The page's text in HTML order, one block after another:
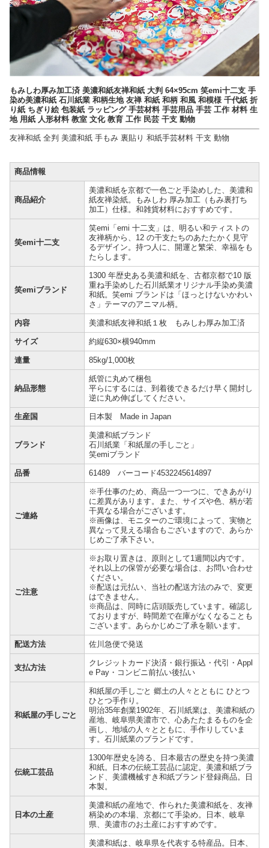
もみしわ厚み加工済 美濃和紙友禅和紙 大判 64×95cm 笑emi十二支 手
染め美濃和紙 石川紙業 和柄生地 友禅 和紙 和柄 和風 和模様 千代紙 折
り紙 ちぎり絵 包装紙 ラッピング 手芸材料 手芸用品 手芸 工作 材料 生
地 用紙 人形材料 教室 文化 教育 工作 民芸 干支 動物
友禅和紙 全判 美濃和紙 手もみ 裏貼り 和紙手芸材料 干支 動物
商品情報
商品紹介
美濃和紙を京都で一色ごと手染めした、美濃和
紙友禅染紙。もみしわ 厚み加工（もみ裏打ち
加工）仕様。和雑貨材料におすすめです。
笑emi十二支
笑emi「emi 十二支」は、明るい和ティストの
友禅柄から、12 の干支たちのあたたかく見守
るデザイン。持つ人に、開運と繁栄、幸福をも
たらします。
笑emiブランド
1300 年歴史ある美濃和紙を、古都京都で10 版
重ね手染めした石川紙業オリジナル手染め美濃
和紙。笑emi ブランドは「ほっとけないかわい
さ」テーマのアニマル柄。
内容 美濃和紙友禅和紙１枚 もみしわ厚み加工済
サイズ 約縦630×横940mm
連量 85kg/1,000枚
納品形態
紙管に丸めて梱包
平らにするには、到着後できるだけ早く開封し
逆に丸め伸ばしてください。
生産国 日本製 Made in Japan
ブランド
美濃和紙ブランド
石川紙業「和紙屋の手しごと」
笑emiブランド
品番 61489 バーコード4532245614897
ご連絡
※手仕事のため、商品一つ一つに、できあがり
に差異があります。また、サイズや色、柄が若
干異なる場合がございます。
※画像は、モニターのご環境によって、実物と
異なって見える場合もございますので、あらか
じめご了承下さい。
ご注意
※お取り置きは、原則として1週間以内です。
それ以上の保管が必要な場合は、お問い合わせ
ください。
※配送は元払い、当社の配送方法のみで、変更
はできません。
※商品は、同時に店頭販売しています。確認し
ておりますが、時間差で在庫がなくなることも
ございます。あらかじめご了承を願います。
配送方法 佐川急便で発送
支払方法
クレジットカード決済・銀行振込・代引・Appl
e Pay・コンビニ前払い後払い
和紙屋の手しごと
和紙屋の手しごと 郷土の人々とともに ひとつ
ひとつ手作り。
明治35年創業1902年、石川紙業は、美濃和紙の
産地、岐阜県美濃市で、心あたたまるものを企
画し、地域の人々とともに、手作りしていま
す。石川紙業のブランドです。
伝統工芸品
1300年歴史を誇る、日本最古の歴史を持つ美濃
和紙。日本の伝統工芸品に認定。美濃和紙ブラ
ンド、美濃機械すき和紙ブランド登録商品。日
本製。
日本の土産
美濃和紙の産地で、作られた美濃和紙を、友禅
柄染めの本場、京都にて手染め。日本、岐阜
県、美濃市のお土産におすすめです。
美濃和紙は、岐阜県を代表する特産品。日本、